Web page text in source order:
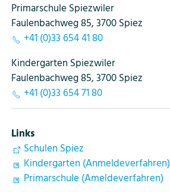
Primarschule Spiezwiler
Faulenbachweg 85, 3700 Spiez
+41 (0)33 654 41 80
Kindergarten Spiezwiler
Faulenbachweg 85, 3700 Spiez
+41 (0)33 654 71 80
Links
Schulen Spiez
Kindergarten (Anmeldeverfahren)
Primarschule (Ameldeverfahren)